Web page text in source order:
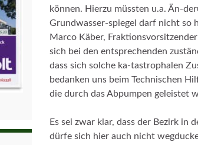
können. Hierzu müssten u.a. Än-
Grundwasser-spiegel darf nicht so
Marco Käber,
sich bei den entsprechenden
dass sich solche ka-tastrophalen
bedanken uns beim Technischen
die durch das Abpumpen geleistet
Es sei zwar klar, dass der Bezirk in
dürfe sich hier auch nicht